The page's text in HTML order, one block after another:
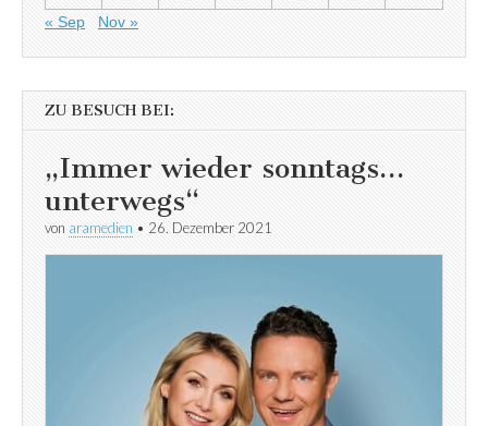
« Sep
Nov »
ZU BESUCH BEI:
„Immer wieder sonntags…
unterwegs“
von aramedien • 26. Dezember 2021